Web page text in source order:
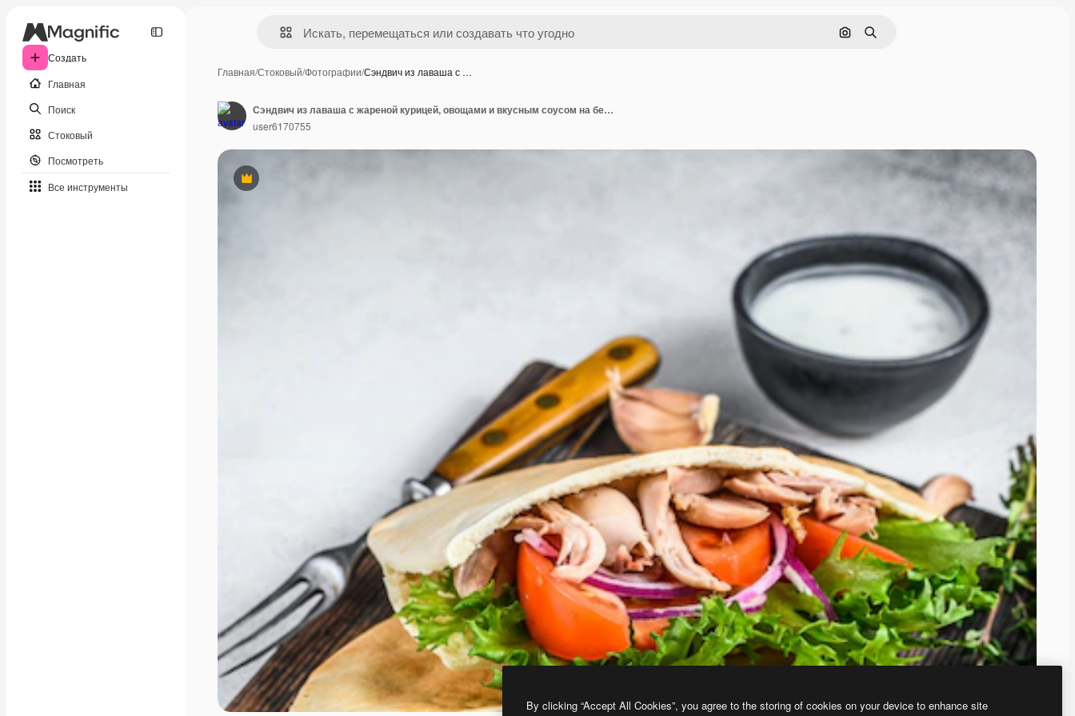
Создать
Главная
Поиск
Стоковый
Посмотреть
Все инструменты
Поиск по изображению
Поиск
Главная/Стоковый/Фотографии/Сэндвич из лаваша с …
Премиум
Сэндвич из лаваша с жареной курицей, овощами и вкусным соусом на белом. Вид сверху.
user6170755
By clicking “Accept All Cookies”, you agree to the storing of cookies on your device to enhance site